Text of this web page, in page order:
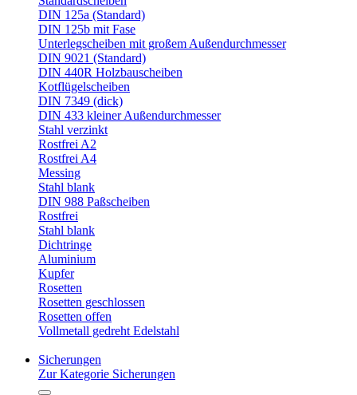
DIN 125a (Standard)
DIN 125b mit Fase
Unterlegscheiben mit großem Außendurchmesser
DIN 9021 (Standard)
DIN 440R Holzbauscheiben
Kotflügelscheiben
DIN 7349 (dick)
DIN 433 kleiner Außendurchmesser
Stahl verzinkt
Rostfrei A2
Rostfrei A4
Messing
Stahl blank
DIN 988 Paßscheiben
Rostfrei
Stahl blank
Dichtringe
Aluminium
Kupfer
Rosetten
Rosetten geschlossen
Rosetten offen
Vollmetall gedreht Edelstahl
Sicherungen
Zur Kategorie Sicherungen